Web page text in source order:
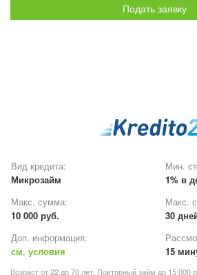
Подать заявку
Вид кредита:
Микрозайм
Мин.
1% в
Макс. сумма:
10 000 руб.
Макс.
30
Доп. информация:
см. условия
15
Возраст от 22 до 70 лет. Повторный займ до 15 000